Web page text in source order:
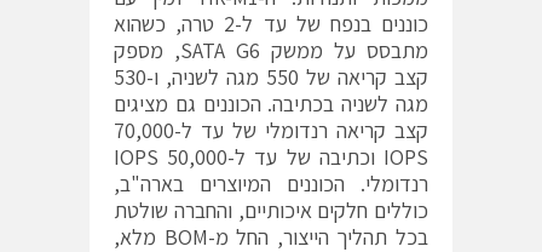
כוננים בנפח של עד ל-2 טרה, כשהוא
מתבסס על ממשק SATA G6, מספק
קצב קריאה של 550 מגה לשניה, ו-530
מגה לשניה בכתיבה. הכוננים גם מציגים
קצב קריאה רנדומלי של עד ל-70,000
IOPS וכתיבה של עד ל-50,000 IOPS
רנדומלי. הכוננים המיוצרים בארה"ב,
כוללים חלקים איכותיים, והחברה שולטת
בכל תהליך הייצור, החל מ-BOM מלא,